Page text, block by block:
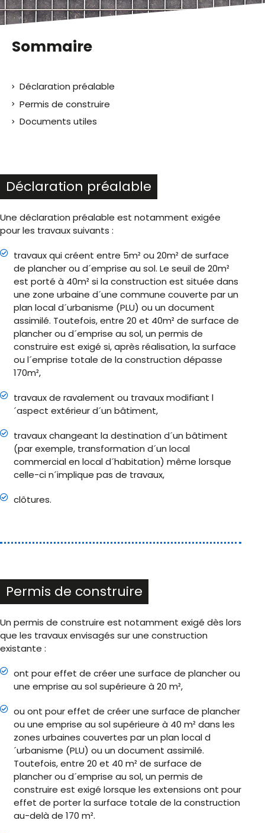
Sommaire
Déclaration préalable
Permis de construire
Documents utiles
Déclaration préalable
Une déclaration préalable est notamment exigée
pour les travaux suivants :
travaux qui créent entre 5m² ou 20m² de surface
de plancher ou d´emprise au sol. Le seuil de 20m²
est porté à 40m² si la construction est située dans
une zone urbaine d´une commune couverte par un
plan local d´urbanisme (PLU) ou un document
assimilé. Toutefois, entre 20 et 40m² de surface de
plancher ou d´emprise au sol, un permis de
construire est exigé si, après réalisation, la surface
ou l´emprise totale de la construction dépasse
170m²,
travaux de ravalement ou travaux modifiant l
´aspect extérieur d´un bâtiment,
travaux changeant la destination d´un bâtiment
(par exemple, transformation d´un local
commercial en local d´habitation) même lorsque
celle-ci n´implique pas de travaux,
clôtures.
Permis de construire
Un permis de construire est notamment exigé dès lors
que les travaux envisagés sur une construction
existante :
ont pour effet de créer une surface de plancher ou
une emprise au sol supérieure à 20 m²,
ou ont pour effet de créer une surface de plancher
ou une emprise au sol supérieure à 40 m² dans les
zones urbaines couvertes par un plan local d
´urbanisme (PLU) ou un document assimilé.
Toutefois, entre 20 et 40 m² de surface de
plancher ou d´emprise au sol, un permis de
construire est exigé lorsque les extensions ont pour
effet de porter la surface totale de la construction
au-delà de 170 m².